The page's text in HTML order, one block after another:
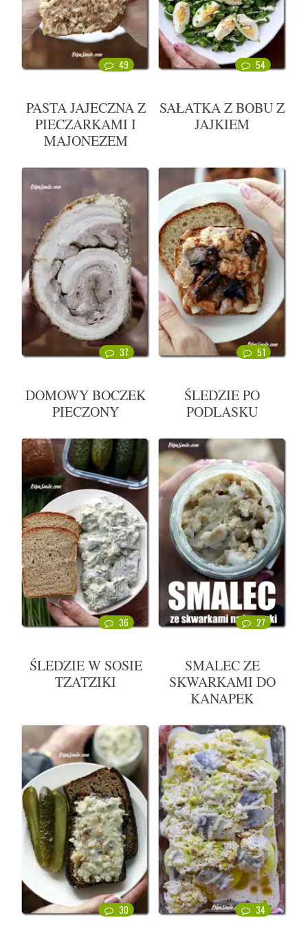
49
PASTA JAJECZNA Z
PIECZARKAMI I
MAJONEZEM
54
SAŁATKA Z BOBU Z
JAJKIEM
37
DOMOWY BOCZEK
PIECZONY
51
ŚLEDZIE PO
PODLASKU
36
ŚLEDZIE W SOSIE
TZATZIKI
27
SMALEC ZE
SKWARKAMI DO
KANAPEK
30 34